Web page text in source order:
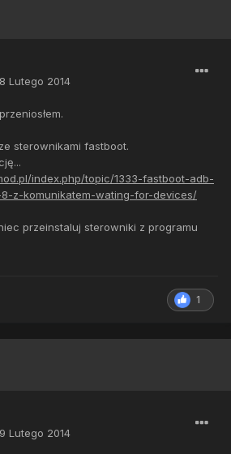
8 Lutego 2014
sterownikami fastboot.
index.php/topic/1333-fastboot-adb-
z-komunikatem-wating-for-devices/
przeinstaluj sterowniki z programu
1
9 Lutego 2014